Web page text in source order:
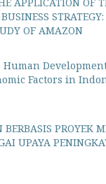
APPLICATION OF
OF AMAZON
Factors in
BERBASIS PROYEK
UPAYA